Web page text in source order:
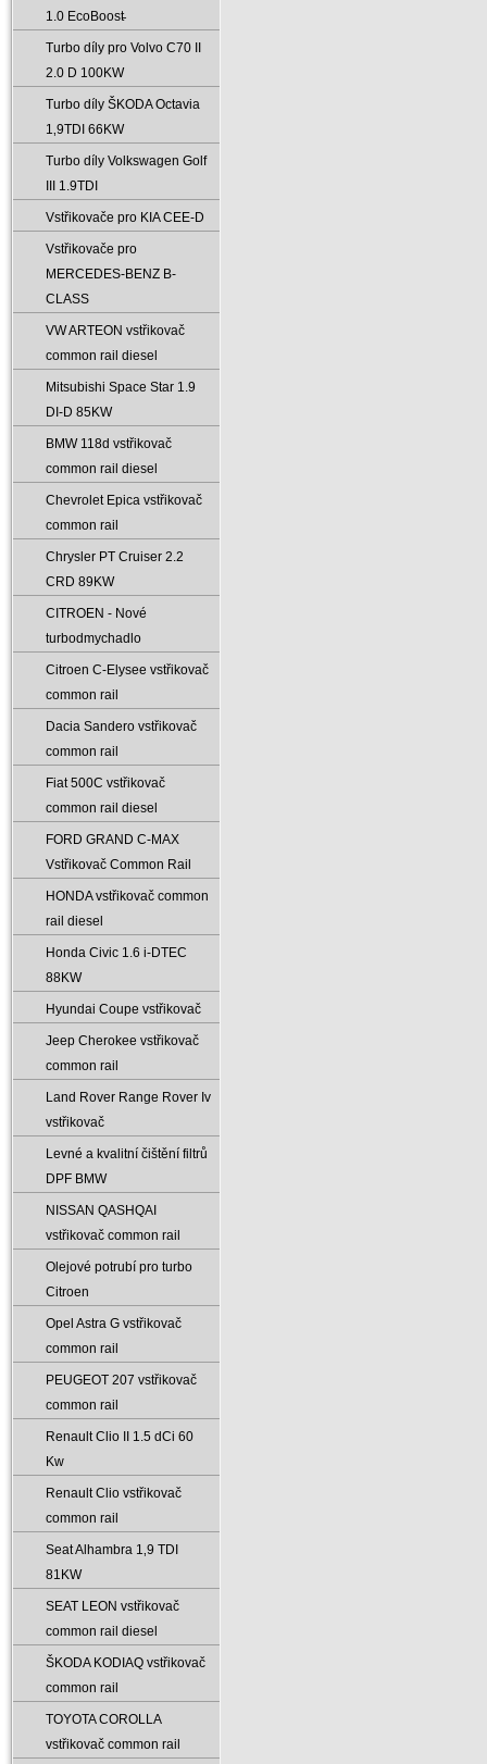
1.0 EcoBoost̵
Turbo díly pro Volvo C70 II
2.0 D 100KW
Turbo díly ŠKODA Octavia
1‚9TDI 66KW
Turbo díly Volkswagen Golf
III 1.9TDI
Vstřikovače pro KIA CEE-D
Vstřikovače pro
MERCEDES-BENZ B-
CLASS
VW ARTEON vstřikovač
common rail diesel
Mitsubishi Space Star 1.9
DI-D 85KW
BMW 118d vstřikovač
common rail diesel
Chevrolet Epica vstřikovač
common rail
Chrysler PT Cruiser 2.2
CRD 89KW
CITROEN - Nové
turbodmychadlo
Citroen C-Elysee vstřikovač
common rail
Dacia Sandero vstřikovač
common rail
Fiat 500C vstřikovač
common rail diesel
FORD GRAND C-MAX
Vstřikovač Common Rail
HONDA vstřikovač common
rail diesel
Honda Civic 1.6 i-DTEC
88KW
Hyundai Coupe vstřikovač
Jeep Cherokee vstřikovač
common rail
Land Rover Range Rover Iv
vstřikovač
Levné a kvalitní čištění filtrů
DPF BMW
NISSAN QASHQAI
vstřikovač common rail
Olejové potrubí pro turbo
Citroen
Opel Astra G vstřikovač
common rail
PEUGEOT 207 vstřikovač
common rail
Renault Clio II 1.5 dCi 60
Kw
Renault Clio vstřikovač
common rail
Seat Alhambra 1‚9 TDI
81KW
SEAT LEON vstřikovač
common rail diesel
ŠKODA KODIAQ vstřikovač
common rail
TOYOTA COROLLA
vstřikovač common rail